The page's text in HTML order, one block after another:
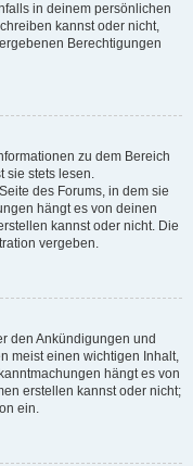
in deinem persönlichen
kannst oder nicht,
Berechtigungen
zu dem Bereich
sie stets lesen.
des Forums, in dem sie
hängt es von deinen
kannst oder nicht. Die
vergeben.
den Ankündigungen und
meist einen wichtigen Inhalt,
hängt es von
erstellen kannst oder nicht;
ein.